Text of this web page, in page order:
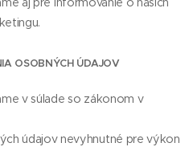
OSOBNÝCH ÚDAJOV
v súlade so zákonom v
údajov nevyhnutné pre výkon